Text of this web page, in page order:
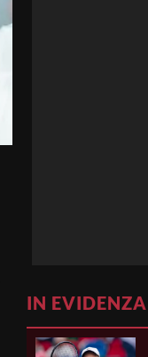
IN EVIDENZA